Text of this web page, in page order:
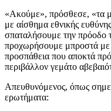
«Ακούμε», πρόσθεσε, «τα
με αίσθημα εθνικής
σπαταλήσουμε την πρόοδο
προχωρήσουμε μπροστά με
προσπάθεια που αποκτά
περιβάλλον γεμάτο
Απευθυνόμενος, όπως
ερωτήματα: